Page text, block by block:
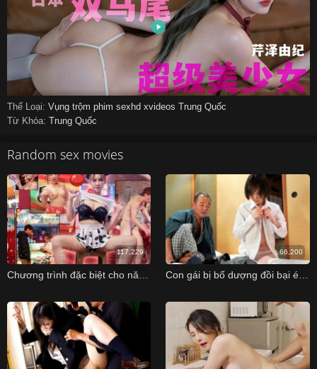
Thể Loại: Vụng trộm phim sexhd xvideos Trung Quốc
Từ Khóa: Trung Quốc
Random sex movies
Chương trình đặc biệt cho năm mới của cửa hàng thuốc kích dục
117,229
Con gái bị bố dượng đồi bại ép làm tình trong một kỳ nghỉ
66,200